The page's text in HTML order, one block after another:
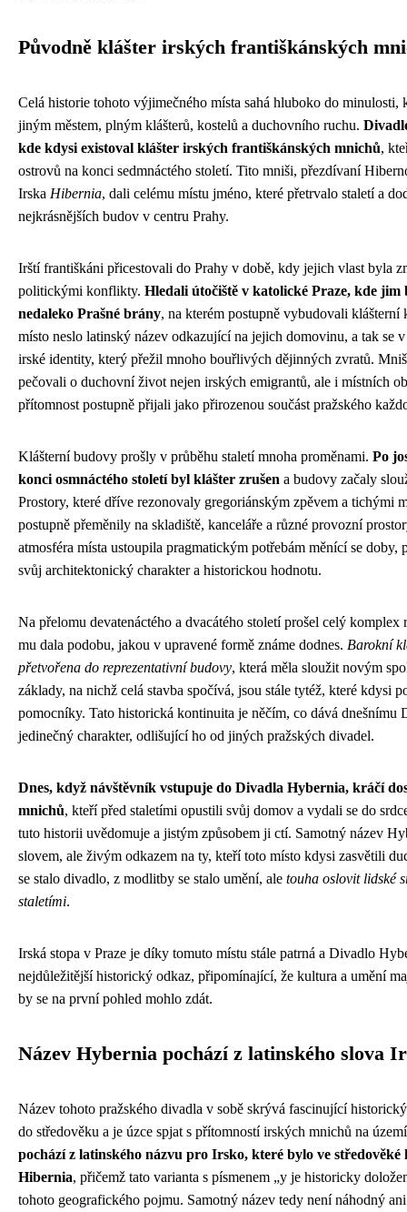
Původně klášter irských františkánských
Celá historie tohoto výjimečného místa sahá hluboko do minulosti,
jiným městem, plným klášterů, kostelů a duchovního ruchu.
kde kdysi existoval klášter irských františkánských mnichů,
ostrovů na konci sedmnáctého století. Tito mniši, přezdívaní
Irska Hibernia, dali celému místu jméno, které přetrvalo staletí a
nejkrásnějších budov v centru Prahy.
Irští františkáni přicestovali do Prahy v době, kdy jejich vlast byla
politickými konflikty. Hledali útočiště v katolické Praze, kde jim
nedaleko Prašné brány, na kterém postupně vybudovali klášterní
místo neslo latinský název odkazující na jejich domovinu, a tak se
irské identity, který přežil mnoho bouřlivých dějinných zvratů.
pečovali o duchovní život nejen irských emigrantů, ale i místních
přítomnost postupně přijali jako přirozenou součást pražského
Klášterní budovy prošly v průběhu staletí mnoha proměnami. Po
konci osmnáctého století byl klášter zrušen a budovy začaly
Prostory, které dříve rezonovaly gregoriánským zpěvem a tichými
postupně přeměnily na skladiště, kanceláře a různé provozní
atmosféra místa ustoupila pragmatickým potřebám měnící se doby,
svůj architektonický charakter a historickou hodnotu.
Na přelomu devatenáctého a dvacátého století prošel celý komplex
mu dala podobu, jakou v upravené formě známe dodnes. Barokní
přetvořena do reprezentativní budovy, která měla sloužit novým
základy, na nichž celá stavba spočívá, jsou stále tytéž, které kdysi
pomocníky. Tato historická kontinuita je něčím, co dává dnešnímu
jedinečný charakter, odlišující ho od jiných pražských divadel.
Dnes, když návštěvník vstupuje do Divadla Hybernia, kráčí
mnichů, kteří před staletími opustili svůj domov a vydali se do
tuto historii uvědomuje a jistým způsobem ji ctí. Samotný název
slovem, ale živým odkazem na ty, kteří toto místo kdysi zasvětili
se stalo divadlo, z modlitby se stalo umění, ale touha oslovit lidské
staletími.
Irská stopa v Praze je díky tomuto místu stále patrná a Divadlo
nejdůležitější historický odkaz, připomínající, že kultura a umění
by se na první pohled mohlo zdát.
Název Hybernia pochází z latinského slova
Název tohoto pražského divadla v sobě skrývá fascinující
do středověku a je úzce spjat s přítomností irských mnichů na
pochází z latinského názvu pro Irsko, které bylo ve středověké
Hibernia, přičemž tato varianta s písmenem „y je historicky
tohoto geografického pojmu. Samotný název tedy není náhodný